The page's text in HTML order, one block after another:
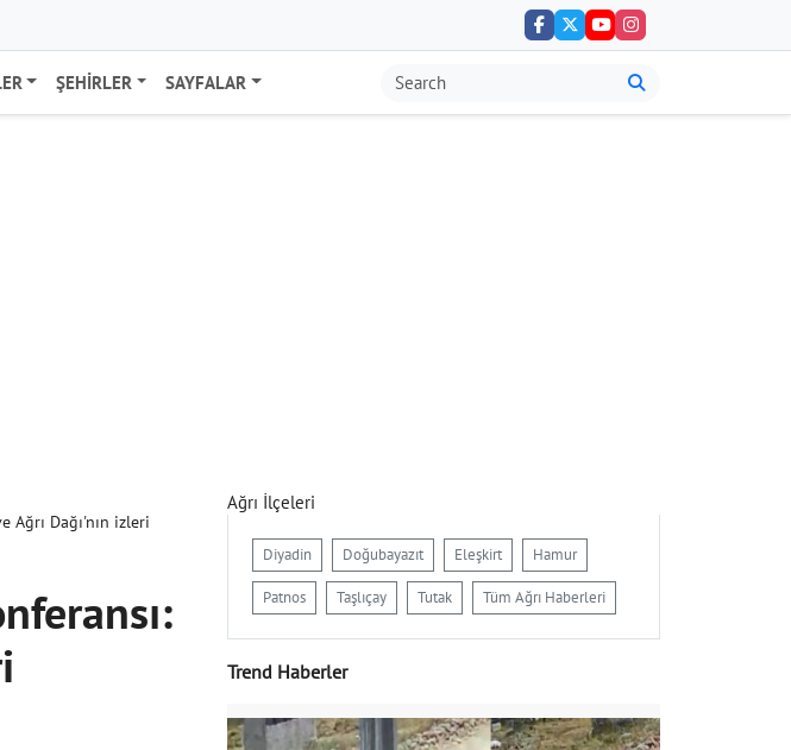
ŞEHIRLER SAYFALAR
Ağrı Dağı'nın izleri
Ağrı İlçeleri
Diyadin Doğubayazıt Eleşkirt Hamur
Patnos Taşlıçay Tutak Tüm Ağrı Haberleri
Trend Haberler